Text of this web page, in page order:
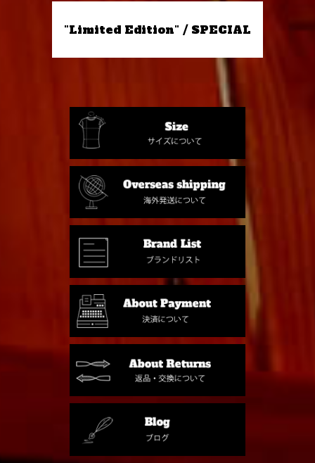
"Limited Edition" / SPECIAL